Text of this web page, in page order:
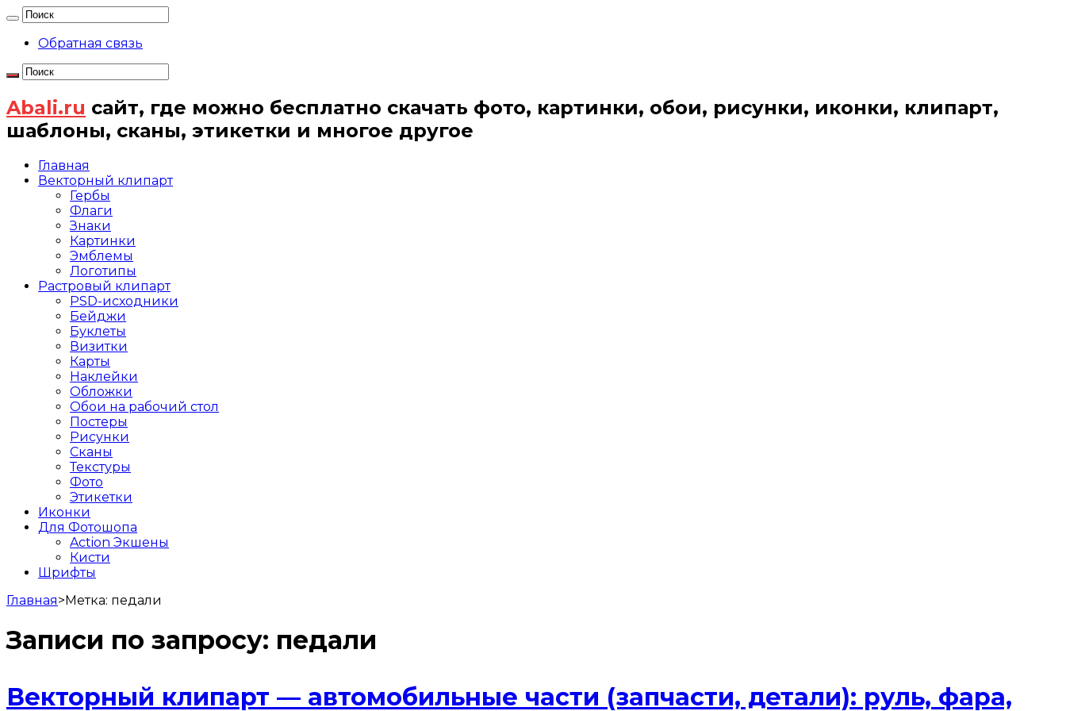
Обратная связь
Abali.ru сайт, где можно бесплатно скачать фото, картинки, обои, рисунки, иконки, клипарт,
шаблоны, сканы, этикетки и многое другое
Главная
Векторный клипарт
Гербы
Флаги
Знаки
Картинки
Эмблемы
Логотипы
Растровый клипарт
PSD-исходники
Бейджи
Буклеты
Визитки
Карты
Наклейки
Обложки
Обои на рабочий стол
Постеры
Рисунки
Сканы
Текстуры
Фото
Этикетки
Иконки
Для Фотошопа
Action Экшены
Кисти
Шрифты
Главная>Метка: педали
Записи по запросу: педали
Векторный клипарт — автомобильные части (запчасти, детали): руль, фара,